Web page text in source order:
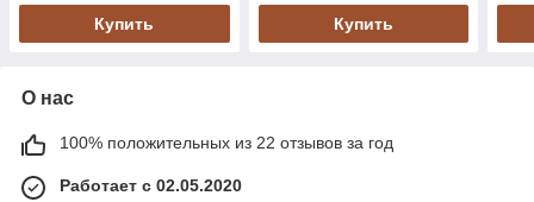
Купить Купить
О нас
100% положительных из 22 отзывов за год
Работает с 02.05.2020